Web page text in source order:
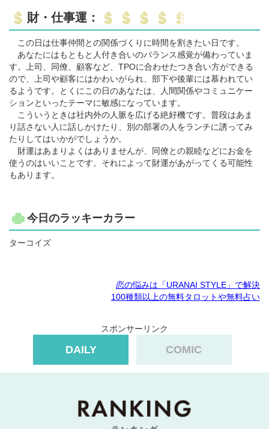
財・仕事運：
この日は仕事仲間との関係づくりに時間を割きたい日です。
あなたにはもともと人付き合いのバランス感覚が備わっていま
す。上司、同僚、顧客など、TPOに合わせたつき合い方ができる
ので、上司や顧客にはかわいがられ、部下や後輩には慕われてい
るようです。とくにこの日のあなたは、人間関係やコミュニケー
ションといったテーマに敏感になっています。
こういうときは社内外の人脈を広げる絶好機です。普段はあま
り話さない人に話しかけたり、別の部署の人をランチに誘ってみ
たりしてはいかがでしょうか。
財運はあまりよくはありませんが、同僚との親睦などにお金を
使うのはいいことです。それによって財運があがってくる可能性
もあります。
今日のラッキーカラー
ターコイズ
恋の悩みは「URANAI STYLE」で解決
100種類以上の無料タロットや無料占い
スポンサーリンク
DAILY COMIC